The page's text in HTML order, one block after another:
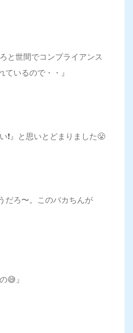
と世間でコンプライアンス
ているので・・』
❗️』と思いとどまりました😤
だろ〜。このバカちんが
😅』